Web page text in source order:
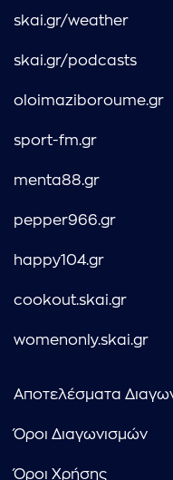
skai.gr/weather
skai.gr/podcasts
oloimaziboroume.gr
sport-fm.gr
menta88.gr
pepper966.gr
happy104.gr
cookout.skai.gr
womenonly.skai.gr
Αποτελέσματα
Όροι Διαγωνισμών
Όροι Χρήσης